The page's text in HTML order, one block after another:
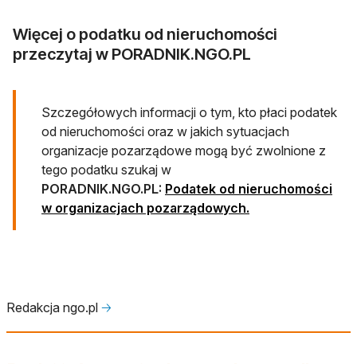
Więcej o podatku od nieruchomości
przeczytaj w PORADNIK.NGO.PL
Szczegółowych informacji o tym, kto płaci podatek
od nieruchomości oraz w jakich sytuacjach
organizacje pozarządowe mogą być zwolnione z
tego podatku szukaj w
PORADNIK.NGO.PL: Podatek od nieruchomości
w organizacjach pozarządowych.
Redakcja ngo.pl 🡢